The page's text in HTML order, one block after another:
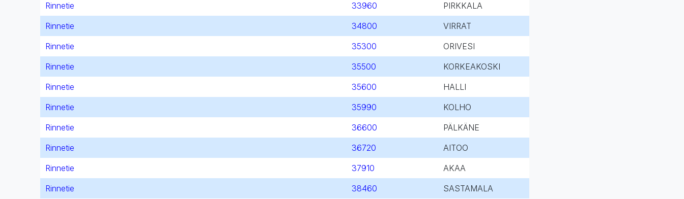
Rinnetie
33960
PIRKKALA
Rinnetie
34800
VIRRAT
Rinnetie
35300
ORIVESI
Rinnetie
35500
KORKEAKOSKI
Rinnetie
35600
HALLI
Rinnetie
35990
KOLHO
Rinnetie
36600
PÄLKÄNE
Rinnetie
36720
AITOO
Rinnetie
37910
AKAA
Rinnetie
38460 SASTAMALA